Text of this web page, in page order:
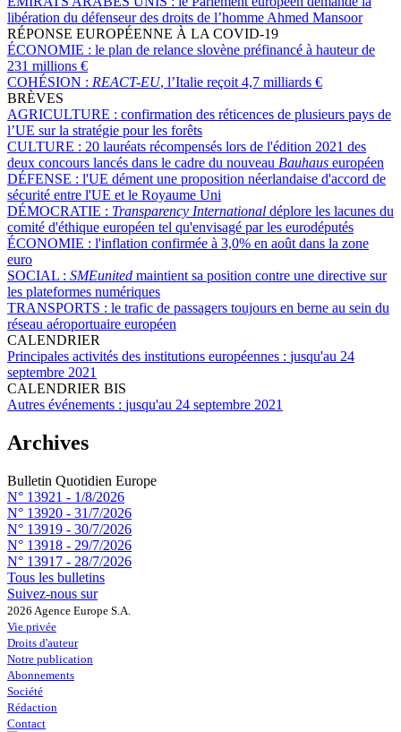
libération du défenseur des droits de l’homme Ahmed Mansoor
RÉPONSE EUROPÉENNE À LA COVID-19
ÉCONOMIE : le plan de relance slovène préfinancé à hauteur de
231 millions €
COHÉSION : REACT-EU, l’Italie reçoit 4,7 milliards €
BRÈVES
AGRICULTURE : confirmation des réticences de plusieurs pays de
l’UE sur la stratégie pour les forêts
CULTURE : 20 lauréats récompensés lors de l'édition 2021 des
deux concours lancés dans le cadre du nouveau Bauhaus européen
DÉFENSE : l'UE dément une proposition néerlandaise d'accord de
sécurité entre l'UE et le Royaume Uni
DÉMOCRATIE : Transparency International déplore les lacunes du
comité d'éthique européen tel qu'envisagé par les eurodéputés
ÉCONOMIE : l'inflation confirmée à 3,0% en août dans la zone
euro
SOCIAL : SMEunited maintient sa position contre une directive sur
les plateformes numériques
TRANSPORTS : le trafic de passagers toujours en berne au sein du
réseau aéroportuaire européen
CALENDRIER
Principales activités des institutions européennes : jusqu'au 24
septembre 2021
CALENDRIER BIS
Autres événements : jusqu'au 24 septembre 2021
Archives
Bulletin Quotidien Europe
N° 13921 - 1/8/2026
N° 13920 - 31/7/2026
N° 13919 - 30/7/2026
N° 13918 - 29/7/2026
N° 13917 - 28/7/2026
Tous les bulletins
Suivez-nous sur
2026 Agence Europe S.A.
Vie privée
Droits d'auteur
Notre publication
Abonnements
Société
Rédaction
Contact